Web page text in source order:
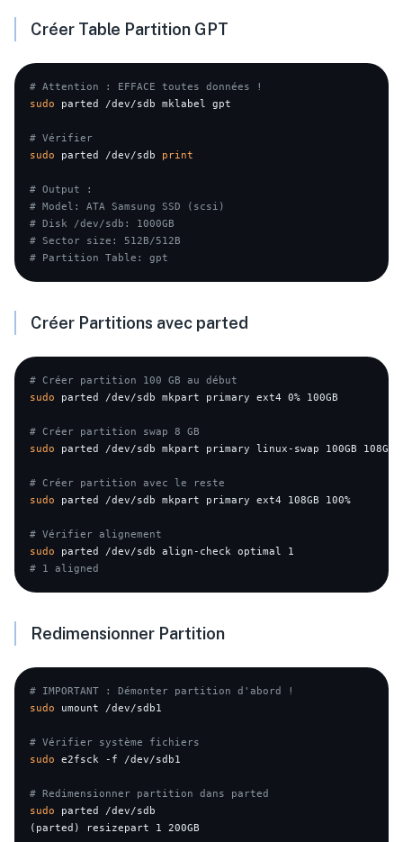
Créer Table Partition GPT
# Attention : EFFACE toutes données !
sudo parted /dev/sdb mklabel gpt
# Vérifier
sudo parted /dev/sdb print
# Output :
# Model: ATA Samsung SSD (scsi)
# Disk /dev/sdb: 1000GB
# Sector size: 512B/512B
# Partition Table: gpt
Créer Partitions avec parted
# Créer partition 100 GB au début
sudo parted /dev/sdb mkpart primary ext4 0% 100GB
# Créer partition swap 8 GB
sudo parted /dev/sdb mkpart primary linux-swap 100GB 108GB
# Créer partition avec le reste
sudo parted /dev/sdb mkpart primary ext4 108GB 100%
# Vérifier alignement
sudo
# 1 aligned
Redimensionner Partition
# IMPORTANT : Démonter partition d'abord !
sudo umount /dev/sdb1
# Vérifier système fichiers
sudo e2fsck -f /dev/sdb1
# Redimensionner partition dans parted
sudo parted /dev/sdb
(parted) resizepart 1 200GB